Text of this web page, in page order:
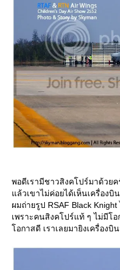
พอดีเรามีชาวสิงคโปร์มาด้วย
ล้วเขาไม่ค่อยได้เห็นเครื่องบิ
ผมถ่ายรูป RSAF Black
เพราะคนสิงคโปร์แท้ ๆ ไม่มีโ
อกาสดี เราเลยมายิงเครื่องบิ